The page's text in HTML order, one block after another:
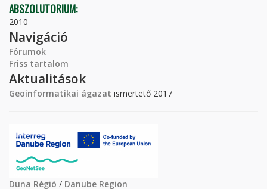
ABSZOLUTORIUM:
2010
Navigáció
Fórumok
Friss tartalom
Aktualitások
Geoinformatikai ágazat ismertető 2017
Duna Régió / Danube Region